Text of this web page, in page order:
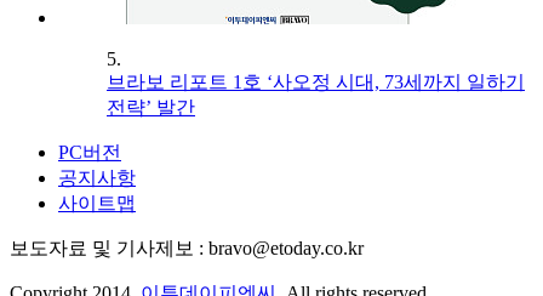
5.
브라보 리포트 1호 ‘사오정 시대, 73세까지 일하기
전략’ 발간
PC버전
공지사항
사이트맵
보도자료 및 기사제보 : bravo@etoday.co.kr